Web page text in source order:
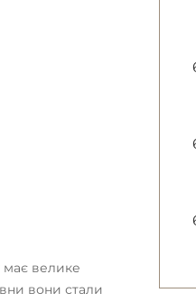
має велике
вони стали